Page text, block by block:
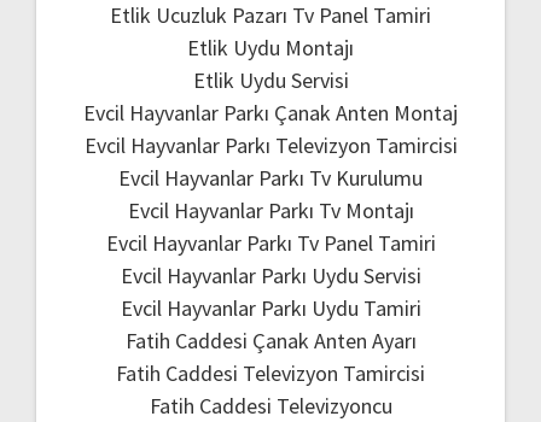
Etlik Ucuzluk Pazarı Tv Panel Tamiri
Etlik Uydu Montajı
Etlik Uydu Servisi
Evcil Hayvanlar Parkı Çanak Anten Montaj
Evcil Hayvanlar Parkı Televizyon Tamircisi
Evcil Hayvanlar Parkı Tv Kurulumu
Evcil Hayvanlar Parkı Tv Montajı
Evcil Hayvanlar Parkı Tv Panel Tamiri
Evcil Hayvanlar Parkı Uydu Servisi
Evcil Hayvanlar Parkı Uydu Tamiri
Fatih Caddesi Çanak Anten Ayarı
Fatih Caddesi Televizyon Tamircisi
Fatih Caddesi Televizyoncu